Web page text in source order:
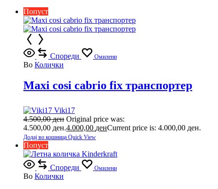
Попуст
Спореди Омилени
Во Колички
Maxi cosi cabrio fix транспортер
Viki17
4.500,00ден Original price was:
4.500,00 ден.4.000,00 денCurrent price is: 4.000,00 ден.
Додај во кошница Quick View
Попуст
Спореди Омилени
Во Колички